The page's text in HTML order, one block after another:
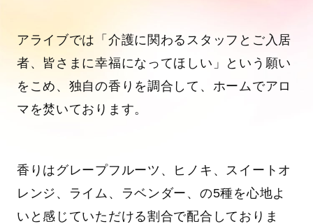
アライブでは「介護に関わるスタッフとご入居
者、皆さまに幸福になってほしい」という願い
をこめ、独自の香りを調合して、ホームでアロ
マを焚いております。
香りはグレープフルーツ、ヒノキ、スイートオ
レンジ、ライム、ラベンダー、の5種を心地よ
いと感じていただける割合で配合しておりま